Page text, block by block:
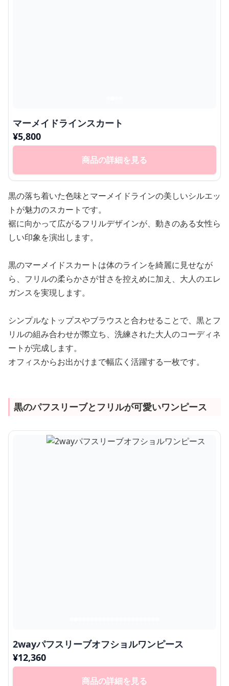
マーメイドラインスカート
¥5,800
商品の詳細を見る
黒の落ち着いた色味とマーメイドラインの美しいシルエッ
トが魅力のスカートです。
裾に向かって広がるフリルデザインが、動きのある女性ら
しい印象を演出します。
黒のマーメイドスカートは体のラインを綺麗に見せなが
ら、フリルの柔らかさが甘さを控えめに加え、大人のエレ
ガンスを実現します。
シンプルなトップスやブラウスと合わせることで、黒とフ
リルの組み合わせが際立ち、洗練された大人のコーディネ
ートが完成します。
オフィスからお出かけまで幅広く活躍する一枚です。
黒のパフスリーブとフリルが可愛いワンピース
2wayパフスリーブオフショルワンピース
¥12,360
商品の詳細を見る